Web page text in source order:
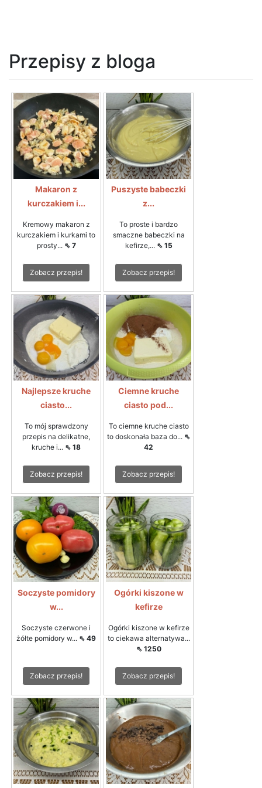
Przepisy z bloga
Makaron z
kurczakiem i...
Kremowy makaron z
kurczakiem i kurkami to
prosty... ⇖ 7
Zobacz przepis!
Puszyste babeczki
z...
To proste i bardzo
smaczne babeczki na
kefirze,... ⇖ 15
Zobacz przepis!
Najlepsze kruche
ciasto...
To mój sprawdzony
przepis na delikatne,
kruche i... ⇖ 18
Zobacz przepis!
Ciemne kruche
ciasto pod...
To ciemne kruche ciasto
to doskonała baza do... ⇖
42
Zobacz przepis!
Soczyste pomidory
w...
Soczyste czerwone i
żółte pomidory w... ⇖ 49
Zobacz przepis!
Ogórki kiszone w
kefirze
Ogórki kiszone w kefirze
to ciekawa alternatywa...
⇖ 1250
Zobacz przepis!